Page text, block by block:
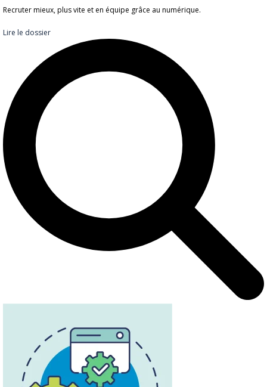
Recruter mieux, plus vite et en équipe grâce au numérique.
Lire le dossier